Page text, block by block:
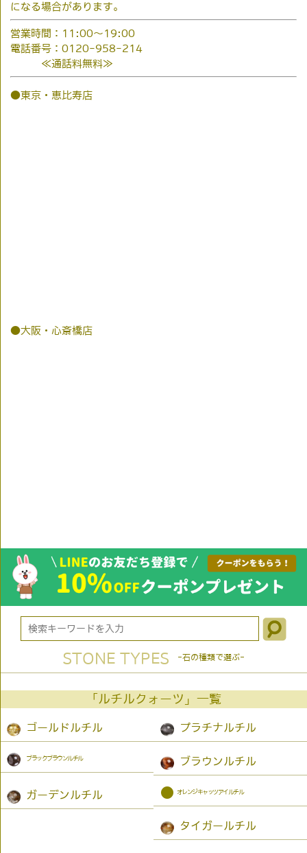
になる場合があります。
営業時間：11:00～19:00
電話番号：0120-958-214
≪通話料無料≫
●東京・恵比寿店
●大阪・心斎橋店
STONE TYPES -石の種類で選ぶ-
「ルチルクォーツ」一覧
ゴールドルチル プラチナルチル
ブラックブラウンルチル ブラウンルチル
ガーデンルチル ● オレンジキャッツアイルチル
タイガールチル